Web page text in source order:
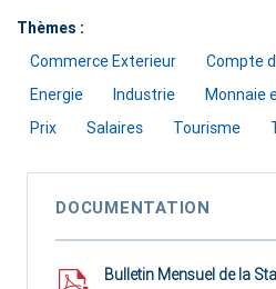
Thèmes :
Commerce Exterieur
Compte
Energie
Industrie Monnaie
Prix
Salaires Tourisme
DOCUMENTATION
Bulletin Mensuel de la